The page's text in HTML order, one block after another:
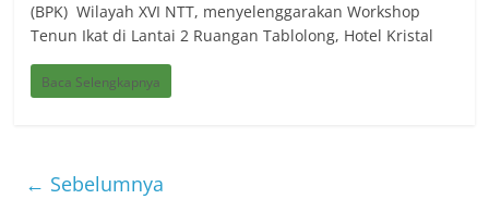
(BPK) Wilayah XVI NTT, menyelenggarakan Workshop
Tenun Ikat di Lantai 2 Ruangan Tablolong, Hotel Kristal
Baca Selengkapnya
← Sebelumnya